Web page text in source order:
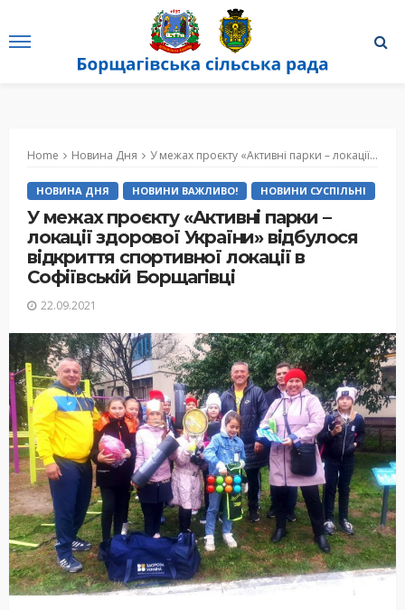
Home Новина Дня У межах проєкту «Активні парки – локації здорової України» відбулося відкриття спортивної локації в Софіївській Борщагівці
НОВИНА ДНЯ НОВИНИ ВАЖЛИВО! НОВИНИ СУСПІЛЬНІ
У межах проєкту «Активні парки –
локації здорової України» відбулося
відкриття спортивної локації в
Софіївській Борщагівці
22.09.2021